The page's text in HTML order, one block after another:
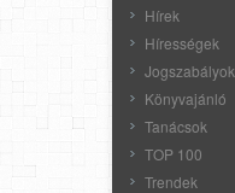
Hírek
Hírességek
Jogszabályok
Könyvajánló
Tanácsok
TOP 100
Trendek